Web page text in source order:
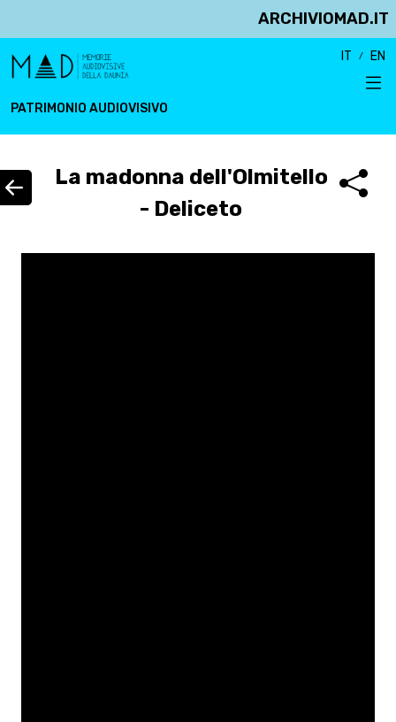
ARCHIVIOMAD.IT
PATRIMONIO AUDIOVISIVO
IT EN
La madonna dell'Olmitello
- Deliceto